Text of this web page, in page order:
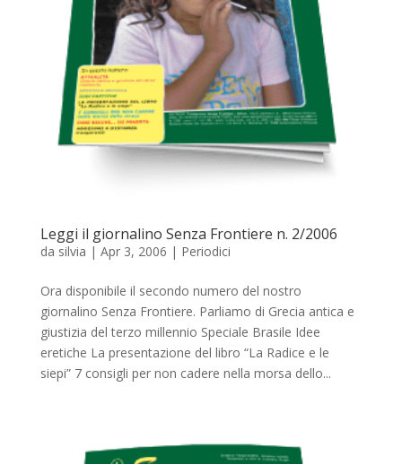
Leggi il giornalino Senza Frontiere n. 2/2006
da silvia | Apr 3, 2006 | Periodici
Ora disponibile il secondo numero del nostro
giornalino Senza Frontiere. Parliamo di Grecia antica e
giustizia del terzo millennio Speciale Brasile Idee
eretiche La presentazione del libro “La Radice e le
siepi” 7 consigli per non cadere nella morsa dello...